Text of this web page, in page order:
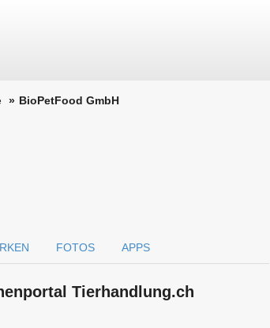
BioPetFood GmbH
FOTOS APPS
Tierhandlung.ch